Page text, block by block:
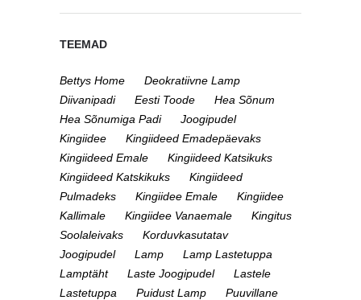
TEEMAD
Bettys Home
Deokratiivne Lamp
Diivanipadi
Eesti Toode
Hea Sõnum
Hea Sõnumiga Padi
Joogipudel
Kingiidee
Kingiideed Emadepäevaks
Kingiideed Emale
Kingiideed Katsikuks
Kingiideed Katskikuks
Kingiideed
Pulmadeks
Kingiidee Emale
Kingiidee
Kallimale
Kingiidee Vanaemale
Kingitus
Soolaleivaks
Korduvkasutatav
Joogipudel
Lamp
Lamp Lastetuppa
Lamptäht
Laste Joogipudel
Lastele
Lastetuppa
Puidust Lamp
Puuvillane